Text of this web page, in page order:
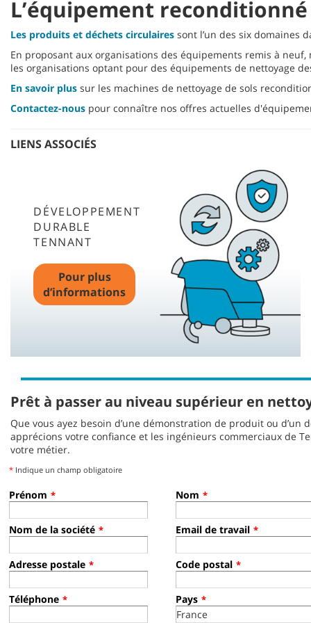
3
minutes,
18
90%
L’équipement
Les produits et déchets circulaires sont l’un des six domaines
En proposant aux organisations des équipements remis à
les organisations optant pour des équipements de nettoyage
En savoir plus sur les machines de nettoyage de sols
Contactez-nous pour connaître nos offres actuelles
LIENS ASSOCIÉS
DÉVELOPPEMENT
DURABLE
TENNANT
Pour plus
d’informations
Prêt à passer au niveau supérieur en
Que vous ayez besoin d’une démonstration de produit ou
apprécions votre confiance et les ingénieurs commerciaux de
votre métier.
* Indique un champ obligatoire
Prénom * Nom *
Nom de la société * Email de travail *
Adresse postale * Code postal *
Téléphone * Pays *